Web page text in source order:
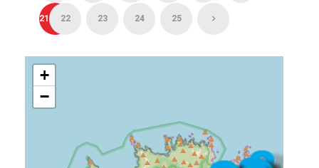
21 22 23 24 25
+
−